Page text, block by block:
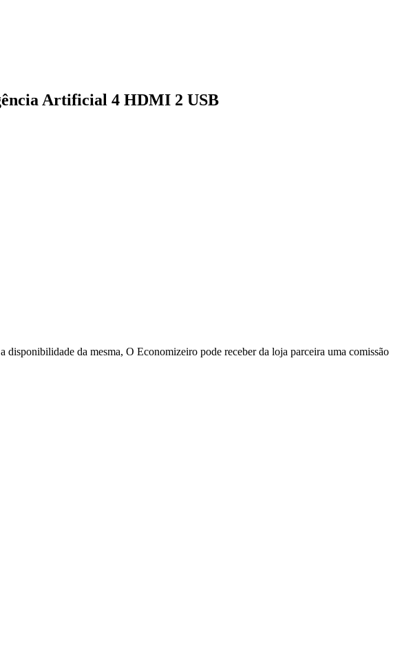
Artificial 4 HDMI 2 USB
da mesma, O Economizeiro pode receber da loja parceira uma comissão